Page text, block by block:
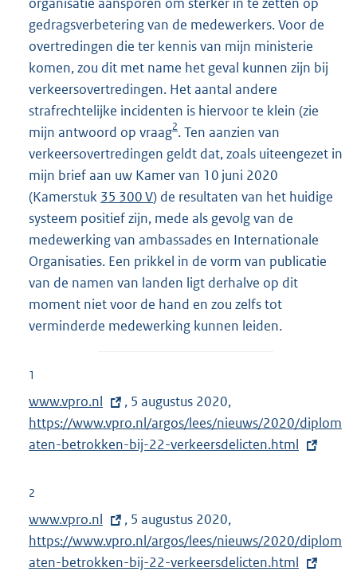
gedragsverbetering van de medewerkers. Voor de
overtredingen die ter kennis van mijn ministerie
komen, zou dit met name het geval kunnen zijn bij
verkeersovertredingen. Het aantal andere
strafrechtelijke incidenten is hiervoor te klein (zie
mijn antwoord op vraag2. Ten aanzien van
verkeersovertredingen geldt dat, zoals uiteengezet in
mijn brief aan uw Kamer van 10 juni 2020
(Kamerstuk 35 300 V) de resultaten van het huidige
systeem positief zijn, mede als gevolg van de
medewerking van ambassades en Internationale
Organisaties. Een prikkel in de vorm van publicatie
van de namen van landen ligt derhalve op dit
moment niet voor de hand en zou zelfs tot
verminderde medewerking kunnen leiden.
1
E
x
t
r
e
l
i
www.vpro.nl , 5 augustus 2020,
x
t
l
i
https://www.vpro.nl/argos/lees/nieuws/2020/diplom
aten-betrokken-bij-22-verkeersdelicten.html
2
E
x
t
www.vpro.nl , 5 augustus 2020,
x
t
https://www.vpro.nl/argos/lees/nieuws/2020/diplom
aten-betrokken-bij-22-verkeersdelicten.html